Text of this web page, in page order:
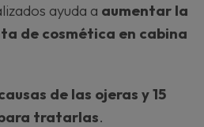
ayuda a aumentar la
de cosmética en cabina
de las ojeras y 15
tratarlas.